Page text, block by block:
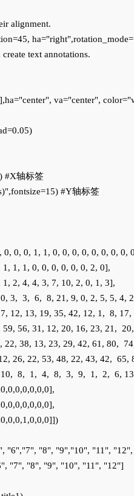
alignment.
text annotations.
j],ha="center", va="center",
#X轴标签
#Y轴标签
0, 0, 1, 1, 0, 0, 0, 0, 0, 0, 0, 0,
1, 1, 1, 0, 0, 0, 0, 0, 0, 2, 0],
1, 2, 4, 4, 3, 7, 10, 2, 0, 1, 3],
3,  3,  6,  8, 21, 9, 0, 2, 5, 5, 4,
12, 13, 19, 35, 42, 12, 1,  8, 17,
56, 31, 12, 20, 16, 23, 21,  20,
22, 38, 13, 23, 29, 42, 61, 80,
12, 26, 22, 53, 48, 22, 43, 42,
8,  1,  4,  8,  3,  9,  1,  2,  6,
"6","7", "8", "9","10", "11",
"7", "8", "9", "10", "11", "12"]